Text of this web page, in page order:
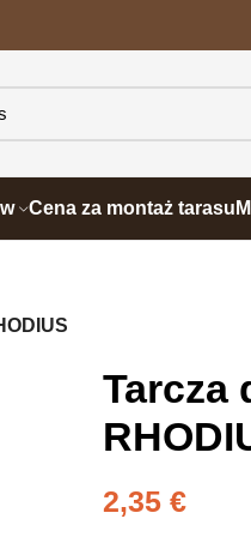
Cena za montaż tarasu
Tarcza
2,35 €